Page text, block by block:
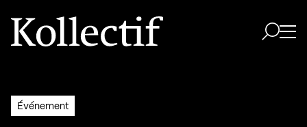
Aller à la page d'accueil
Logo Kollectif
Événement